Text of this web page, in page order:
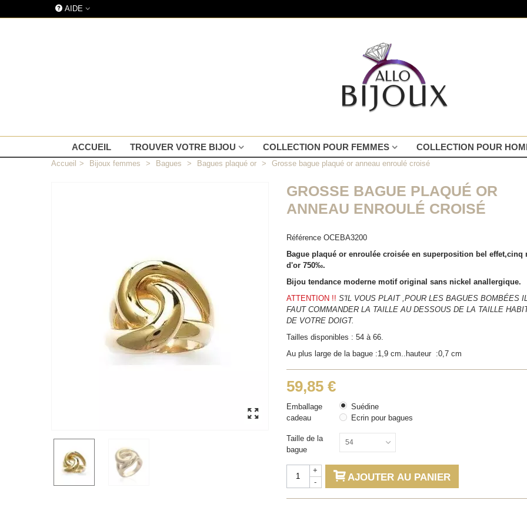
AIDE
ACCUEIL TROUVER VOTRE BIJOU COLLECTION POUR FEMMES COLLECTION POUR
Accueil > Bijoux femmes > Bagues > Bagues plaqué or > Grosse bague plaqué or anneau enroulé croisé
GROSSE BAGUE PLAQUÉ OR
ANNEAU ENROULÉ CROISÉ
Référence OCEBA3200
Bague plaqué or enroulée croisée en superposition bel effet,cinq
d'or 750‰.
Bijou tendance moderne motif original sans nickel anallergique.
ATTENTION !! S'IL VOUS PLAIT ,POUR LES BAGUES BOMBÉES
FAUT COMMANDER LA TAILLE AU DESSOUS DE LA TAILLE
DE VOTRE DOIGT.
Tailles disponibles : 54 à 66.
Au plus large de la bague :1,9 cm..hauteur :0,7 cm
59,85 €
Emballage
cadeau
Suédine
Ecrin pour bagues
Taille de la
bague
54
-
+
AJOUTER AU PANIER